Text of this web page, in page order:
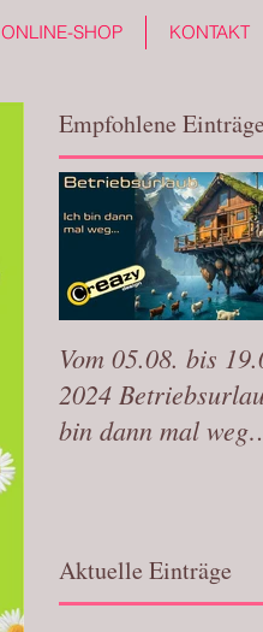
ONLINE-SHOP KONTAKT
Empfohlene Einträge
Vom 05.08. bis
2024
bin dann mal
Aktuelle Einträge